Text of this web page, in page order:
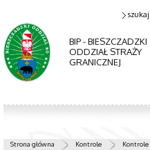
BIP - BIESZCZADZKI
ODDZIAŁ STRAŻY
GRANICZNEJ
szukaj
Strona główna Kontrole